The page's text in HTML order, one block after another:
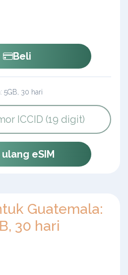
Beli
5GB, 30 hari
ulang eSIM
Guatemala:
30 hari